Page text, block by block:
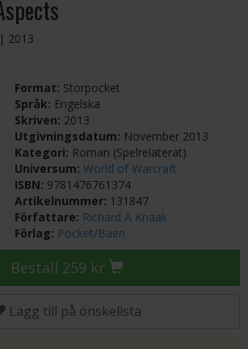
| 2013
Format: Storpocket
Språk: Engelska
Skriven: 2013
Utgivningsdatum: November 2013
Kategori: Roman (Spelrelaterat)
Universum:World of Warcraft
ISBN: 9781476761374
Artikelnummer: 131847
Författare: Richard A Knaak
Förlag: Pocket/Baen
Beställ 259 kr
Lägg till på önskelista